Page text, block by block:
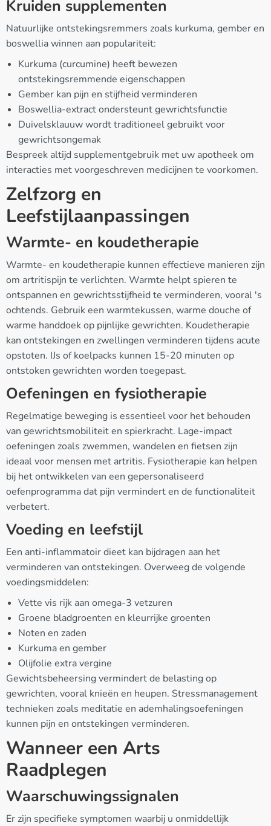
Kruiden supplementen
Natuurlijke ontstekingsremmers zoals kurkuma, gember en
boswellia winnen aan populariteit:
Kurkuma (curcumine) heeft bewezen
ontstekingsremmende eigenschappen
Gember kan pijn en stijfheid verminderen
Boswellia-extract ondersteunt gewrichtsfunctie
Duivelsklauuw wordt traditioneel gebruikt voor
gewrichtsongemak
Bespreek altijd supplementgebruik met uw apotheek om
interacties met voorgeschreven medicijnen te voorkomen.
Zelfzorg en
Leefstijlaanpassingen
Warmte- en koudetherapie
Warmte- en koudetherapie kunnen effectieve manieren zijn
om artritispijn te verlichten. Warmte helpt spieren te
ontspannen en gewrichtsstijfheid te verminderen, vooral 's
ochtends. Gebruik een warmtekussen, warme douche of
warme handdoek op pijnlijke gewrichten. Koudetherapie
kan ontstekingen en zwellingen verminderen tijdens acute
opstoten. IJs of koelpacks kunnen 15-20 minuten op
ontstoken gewrichten worden toegepast.
Oefeningen en fysiotherapie
Regelmatige beweging is essentieel voor het behouden
van gewrichtsmobiliteit en spierkracht. Lage-impact
oefeningen zoals zwemmen, wandelen en fietsen zijn
ideaal voor mensen met artritis. Fysiotherapie kan helpen
bij het ontwikkelen van een gepersonaliseerd
oefenprogramma dat pijn vermindert en de functionaliteit
verbetert.
Voeding en leefstijl
Een anti-inflammatoir dieet kan bijdragen aan het
verminderen van ontstekingen. Overweeg de volgende
voedingsmiddelen:
Vette vis rijk aan omega-3 vetzuren
Groene bladgroenten en kleurrijke groenten
Noten en zaden
Kurkuma en gember
Olijfolie extra vergine
Gewichtsbeheersing vermindert de belasting op
gewrichten, vooral knieën en heupen. Stressmanagement
technieken zoals meditatie en ademhalingsoefeningen
kunnen pijn en ontstekingen verminderen.
Wanneer een Arts
Raadplegen
Waarschuwingssignalen
Er zijn specifieke symptomen waarbij u onmiddellijk